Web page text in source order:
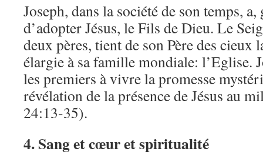
Joseph, dans la société de son temps,
d’adopter Jésus, le Fils de Dieu. Le
deux pères, tient de son Père des
élargie à sa famille mondiale: l’Eglise.
les premiers à vivre la promesse
révélation de la présence de Jésus au
24:13-35).
4. Sang et cœur et spiritualité